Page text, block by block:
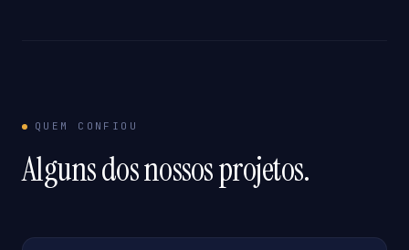
QUEM CONFIOU
Alguns dos nossos projetos.